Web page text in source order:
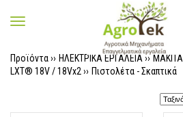
Προϊόντα ›› ΗΛΕΚΤΡΙΚΑ ΕΡΓΑΛΕΙΑ ›› MAKITA
LXT® 18V / 18Vx2 ›› Πιστολέτα - Σκαπτικά